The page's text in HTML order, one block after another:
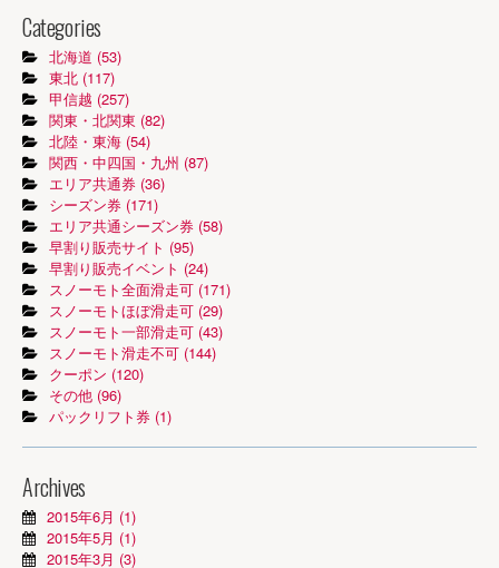
Categories
北海道 (53)
東北 (117)
甲信越 (257)
関東・北関東 (82)
北陸・東海 (54)
関西・中四国・九州 (87)
エリア共通券 (36)
シーズン券 (171)
エリア共通シーズン券 (58)
早割り販売サイト (95)
早割り販売イベント (24)
スノーモト全面滑走可 (171)
スノーモトほぼ滑走可 (29)
スノーモト一部滑走可 (43)
スノーモト滑走不可 (144)
クーポン (120)
その他 (96)
パックリフト券 (1)
Archives
2015年6月 (1)
2015年5月 (1)
2015年3月 (3)